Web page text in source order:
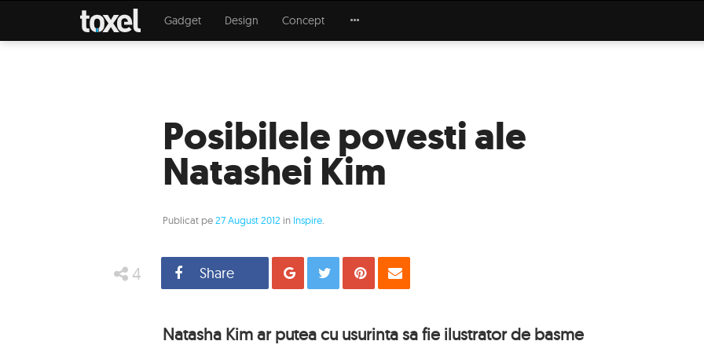
Gadget Design Concept
Posibilele povesti ale
Natashei Kim
Publicat pe27 August 2012 in Inspire
4 Share Distribuie
Tweet Pin
Natasha Kim ar putea cu usurinta sa fie ilustrator de basme